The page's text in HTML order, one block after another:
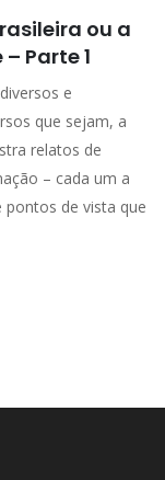
ou a
Parte 1
e
que sejam, a
relatos de
– cada um a
pontos de vista que